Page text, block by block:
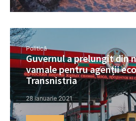
Politică
Guvernul a prelungit din
vamale pentru agenții
Transnistria
28 ianuarie 2021